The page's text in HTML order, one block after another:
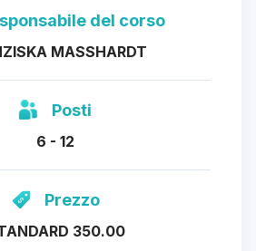
del corso
MASSHARDT
Posti
6 - 12
Prezzo
350.00